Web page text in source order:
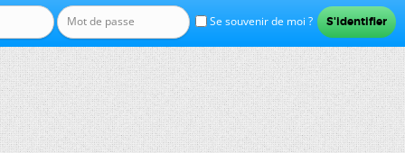
Se souvenir de moi ?